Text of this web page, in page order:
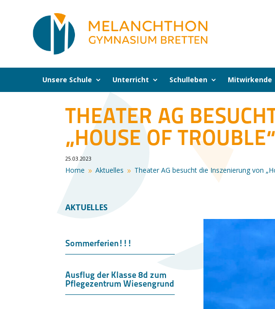
Unsere Schule Unterricht Schulleben Mitwirkende
THEATER AG
„HOUSE OF TROUBLE“
25.03.2023
Home 9 Aktuelles 9 Theater AG besucht die Inszenierung von
AKTUELLES
Sommerferien!!!
Ausflug der Klasse 8d zum
Pflegezentrum Wiesengrund